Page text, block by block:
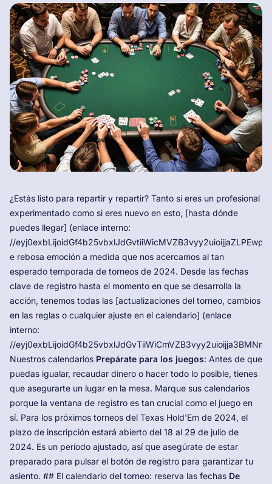
¿Estás listo para repartir y repartir? Tanto si eres un profesional
experimentado como si eres nuevo en esto, [hasta dónde
puedes llegar] (enlace interno:
//
e rebosa emoción a medida que nos acercamos al tan
esperado temporada de torneos de 2024. Desde las fechas
clave de registro hasta el momento en que se desarrolla la
acción, tenemos todas las [actualizaciones del torneo, cambios
en las reglas o cualquier ajuste en el calendario] (enlace
interno:
//
Nuestros calendarios Prepárate para los juegos: Antes de que
puedas igualar, recaudar dinero o hacer todo lo posible, tienes
que asegurarte un lugar en la mesa. Marque sus calendarios
porque la ventana de registro es tan crucial como el juego en
sí. Para los próximos torneos del Texas Hold'Em de 2024, el
plazo de inscripción estará abierto del 18 al 29 de julio de
2024. Es un período ajustado, así que asegúrate de estar
preparado para pulsar el botón de registro para garantizar tu
asiento. ## El calendario del torneo: reserva las fechas De